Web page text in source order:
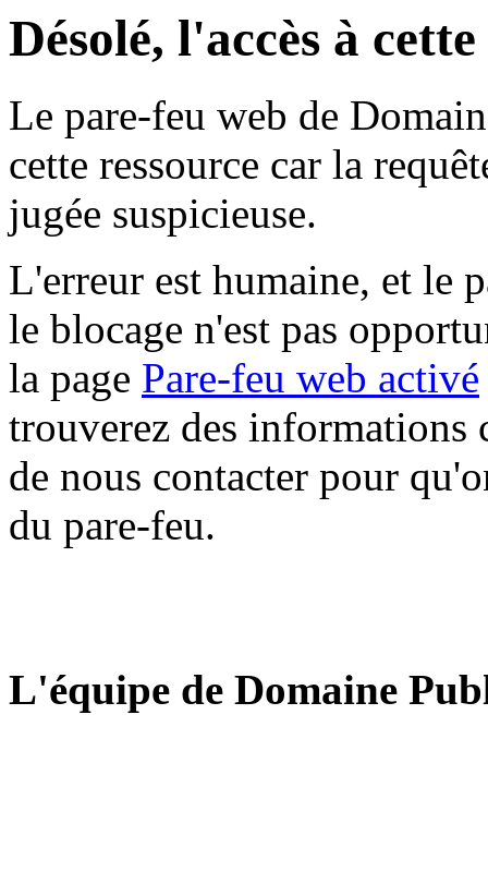
Désolé, l'accès à
Le pare-feu web de
cette ressource car la
jugée suspicieuse.
L'erreur est humaine, et le
le blocage n'est pas
la page Pare-feu web activé
trouverez des informations
de nous contacter pour
du pare-feu.
L'équipe de Domaine